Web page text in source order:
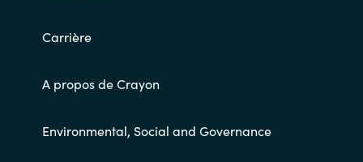
Carrière
A propos de Crayon
Environmental, Social and Governance